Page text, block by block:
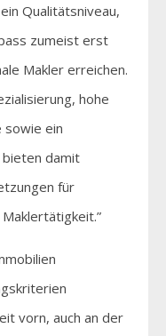
Qualitätsniveau,
zumeist erst
Makler erreichen.
hohe
sowie ein
bieten damit
für
vorn, auch an der